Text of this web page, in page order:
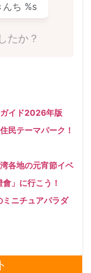
たか？
んち %s
イド2026年版
民テーマパーク！
各地の元宵節イベ
」に行こう！
ニチュアパラダ